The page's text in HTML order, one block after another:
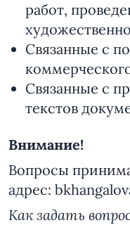
работ,
Связанные с
Связанные с
текстов
Внимание!
Вопросы
адрес:
Как задать